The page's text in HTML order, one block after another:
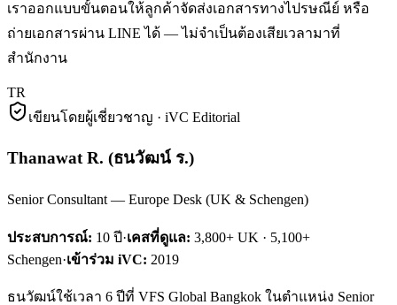
เราออกแบบขั้นตอนให้ลูกค้าจัดส่งเอกสารทางไปรษณีย์ หรือ
ถ่ายเอกสารผ่าน LINE ได้ — ไม่จำเป็นต้องเสียเวลามาที่
สำนักงาน
TR
เขียนโดยผู้เชี่ยวชาญ · iVC Editorial
Thanawat R. (ธนวัฒน์ ร.)
Senior Consultant — Europe Desk (UK & Schengen)
ประสบการณ์: 10 ปี·เคสที่ดูแล: 3,800+ UK · 5,100+
Schengen·เข้าร่วม iVC: 2019
ธนวัฒน์ใช้เวลา 6 ปีที่ VFS Global Bangkok ในตำแหน่ง Senior